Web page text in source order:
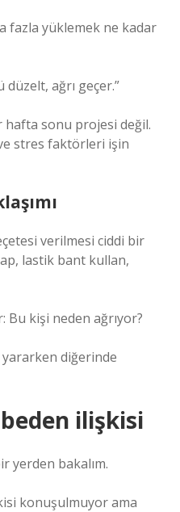
fazla yüklemek ne kadar
ağrı geçer.”
sonu projesi değil.
stres faktörleri işin
verilmesi ciddi bir
lastik bant kullan,
kişi neden ağrıyor?
yararken diğerinde
ilişkisi
yerden bakalım.
konuşulmuyor ama